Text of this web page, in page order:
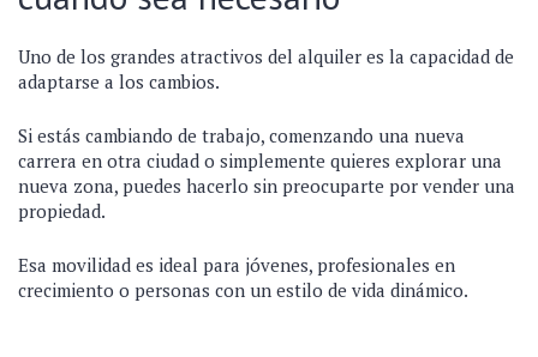
Uno de los grandes atractivos del alquiler es la capacidad de
adaptarse a los cambios.
Si estás cambiando de trabajo, comenzando una nueva
carrera en otra ciudad o simplemente quieres explorar una
nueva zona, puedes hacerlo sin preocuparte por vender una
propiedad.
Esa movilidad es ideal para jóvenes, profesionales en
crecimiento o personas con un estilo de vida dinámico.